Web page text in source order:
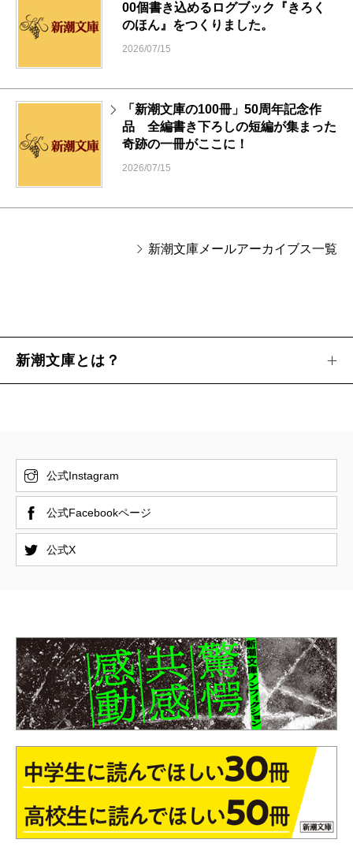
00個書き込めるログブック『きろく
のほん』をつくりました。
2026/07/15
「新潮文庫の100冊」50周年記念作
品 全編書き下ろしの短編が集まった
奇跡の一冊がここに！
2026/07/15
新潮文庫メールアーカイブス一覧
新潮文庫とは？
公式Instagram
公式Facebookページ
公式X